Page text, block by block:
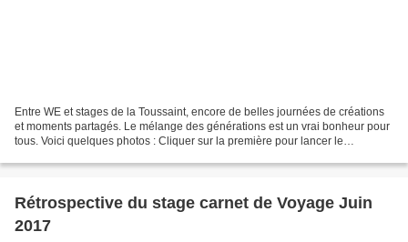
Entre WE et stages de la Toussaint, encore de belles journées de créations
et moments partagés. Le mélange des générations est un vrai bonheur pour
tous. Voici quelques photos : Cliquer sur la première pour lancer le
Rétrospective du stage carnet de Voyage Juin
2017